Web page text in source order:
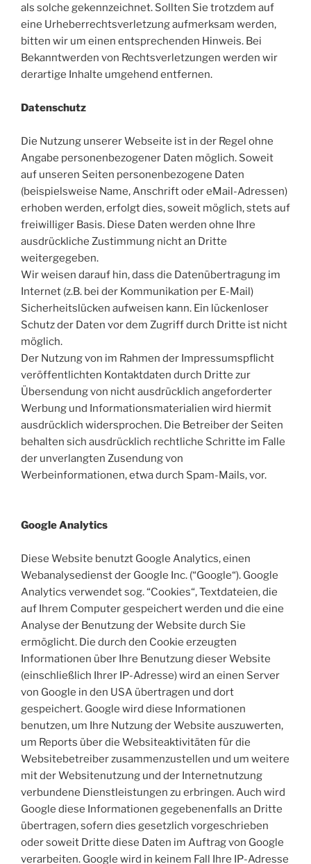
als solche gekennzeichnet. Sollten Sie trotzdem auf
eine Urheberrechtsverletzung aufmerksam werden,
bitten wir um einen entsprechenden Hinweis. Bei
Bekanntwerden von Rechtsverletzungen werden wir
derartige Inhalte umgehend entfernen.
Datenschutz
Die Nutzung unserer Webseite ist in der Regel ohne
Angabe personenbezogener Daten möglich. Soweit
auf unseren Seiten personenbezogene Daten
(beispielsweise Name, Anschrift oder eMail-Adressen)
erhoben werden, erfolgt dies, soweit möglich, stets auf
freiwilliger Basis. Diese Daten werden ohne Ihre
ausdrückliche Zustimmung nicht an Dritte
weitergegeben.
Wir weisen darauf hin, dass die Datenübertragung im
Internet (z.B. bei der Kommunikation per E-Mail)
Sicherheitslücken aufweisen kann. Ein lückenloser
Schutz der Daten vor dem Zugriff durch Dritte ist nicht
möglich.
Der Nutzung von im Rahmen der Impressumspflicht
veröffentlichten Kontaktdaten durch Dritte zur
Übersendung von nicht ausdrücklich angeforderter
Werbung und Informationsmaterialien wird hiermit
ausdrücklich widersprochen. Die Betreiber der Seiten
behalten sich ausdrücklich rechtliche Schritte im Falle
der unverlangten Zusendung von
Werbeinformationen, etwa durch Spam-Mails, vor.
Google Analytics
Diese Website benutzt Google Analytics, einen
Webanalysedienst der Google Inc. (“Google“). Google
Analytics verwendet sog. “Cookies“, Textdateien, die
auf Ihrem Computer gespeichert werden und die eine
Analyse der Benutzung der Website durch Sie
ermöglicht. Die durch den Cookie erzeugten
Informationen über Ihre Benutzung dieser Website
(einschließlich Ihrer IP-Adresse) wird an einen Server
von Google in den USA übertragen und dort
gespeichert. Google wird diese Informationen
benutzen, um Ihre Nutzung der Website auszuwerten,
um Reports über die Websiteaktivitäten für die
Websitebetreiber zusammenzustellen und um weitere
mit der Websitenutzung und der Internetnutzung
verbundene Dienstleistungen zu erbringen. Auch wird
Google diese Informationen gegebenenfalls an Dritte
übertragen, sofern dies gesetzlich vorgeschrieben
oder soweit Dritte diese Daten im Auftrag von Google
verarbeiten. Google wird in keinem Fall Ihre IP-Adresse